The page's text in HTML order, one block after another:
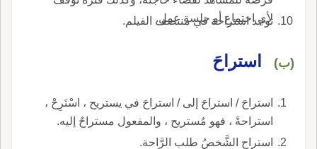
لأي اجتماع أو جلسة عمل.
توجد استراحة في منتصف الفيلم.
(ب) استراحَ
استراحَ / استراحَ إلى / استراحَ في يستريح ، اسْتَرِحْ ،
استراحةً ، فهو مُستريح ، والمفعول مستراحٌ إليه.
استراح الشَّخصُ طلب الرَّاحة.